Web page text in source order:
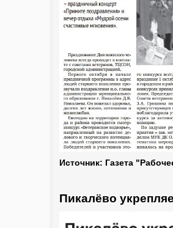
Источник: Газета
Пикалёво